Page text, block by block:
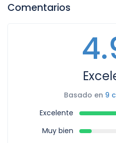
Comentarios
Basado en 9
Excelente
Muy bien